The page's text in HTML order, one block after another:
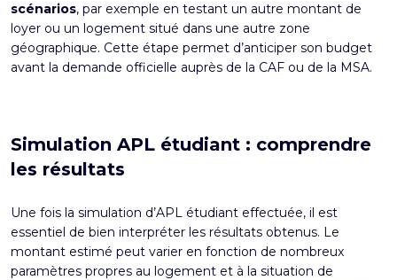
scénarios, par exemple en testant un autre montant de
loyer ou un logement situé dans une autre zone
géographique. Cette étape permet d’anticiper son budget
avant la demande officielle auprès de la CAF ou de la MSA.
Simulation APL étudiant : comprendre
les résultats
Une fois la simulation d’APL étudiant effectuée, il est
essentiel de bien interpréter les résultats obtenus. Le
montant estimé peut varier en fonction de nombreux
paramètres propres au logement et à la situation de